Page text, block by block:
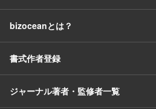
bizoceanとは？
書式作者登録
ジャーナル著者・監修者一覧